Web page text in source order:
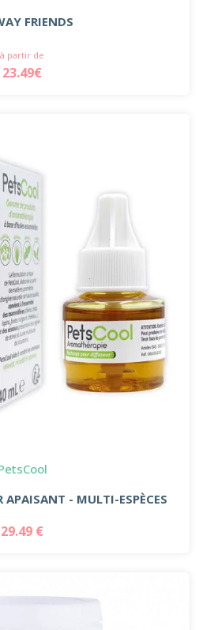
FRIENDS
à partir de
23.49€
APAISANT - MULTI-ESPÈCES
29.49 €